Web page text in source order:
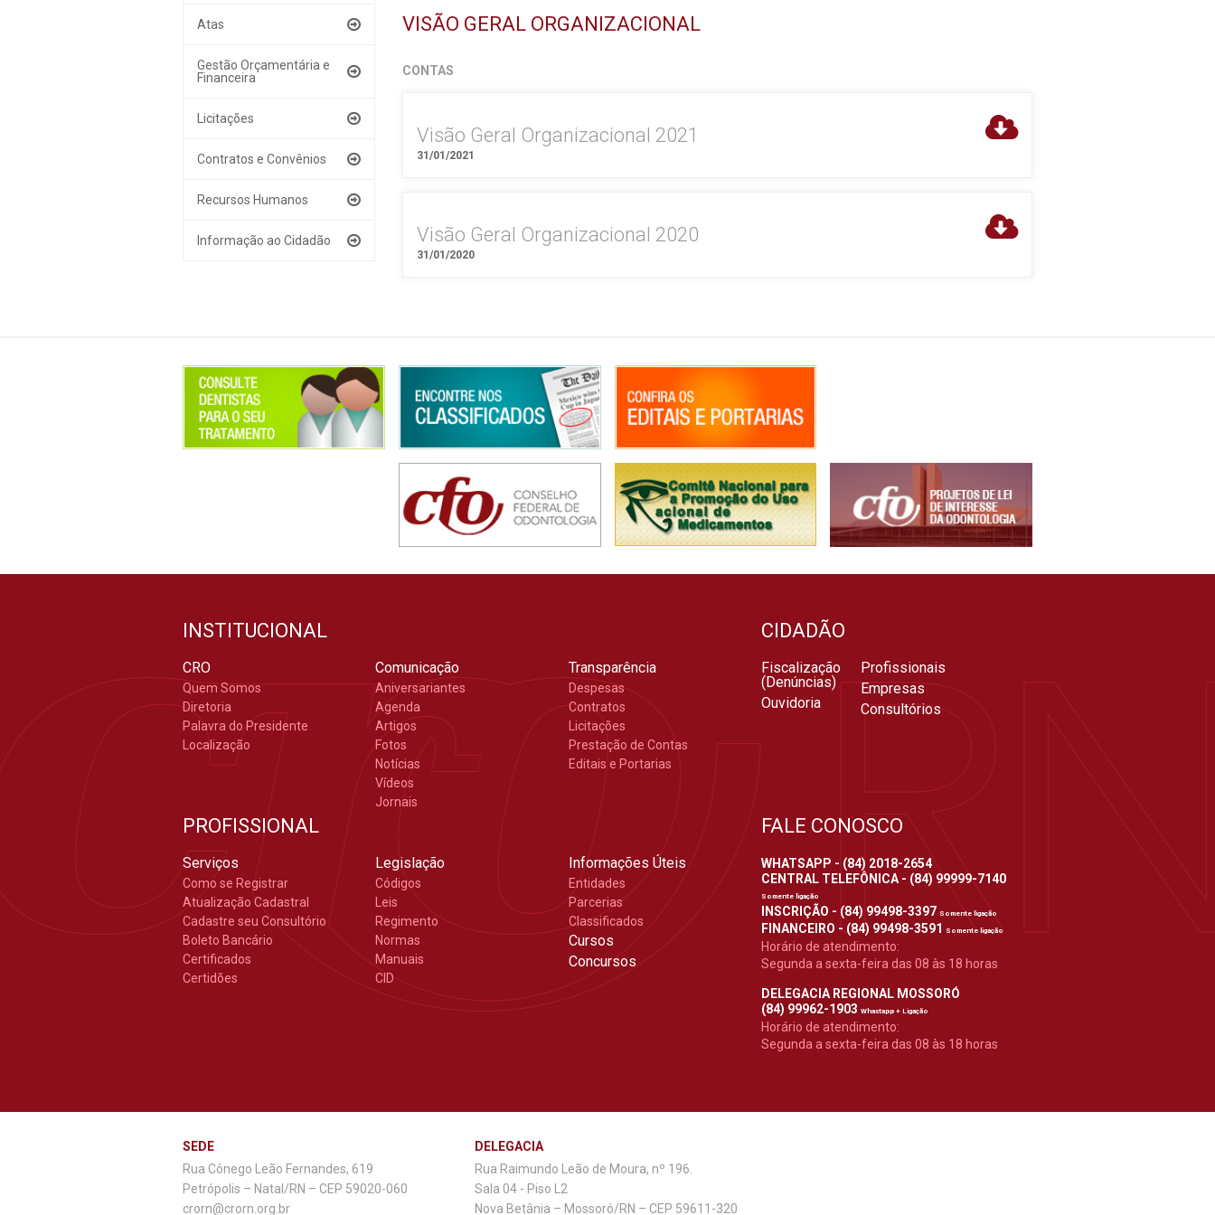
Atas
Gestão Orçamentária e
Financeira
Licitações
Contratos e Convênios
Recursos Humanos
Informação ao Cidadão
VISÃO GERAL ORGANIZACIONAL
CONTAS
Visão Geral Organizacional 2021
31/01/2021
Visão Geral Organizacional 2020
31/01/2020
INSTITUCIONAL
CRO
Quem Somos
Diretoria
Palavra do Presidente
Localização
Comunicação
Aniversariantes
Agenda
Artigos
Fotos
Notícias
Vídeos
Jornais
Transparência
Despesas
Contratos
Licitações
Prestação de Contas
Editais e Portarias
CIDADÃO
Fiscalização
(Denúncias)
Ouvidoria
Profissionais
Empresas
Consultórios
PROFISSIONAL
Serviços
Como se Registrar
Atualização Cadastral
Cadastre seu Consultório
Boleto Bancário
Certificados
Certidões
Legislação
Códigos
Leis
Regimento
Normas
Manuais
CID
Informações Úteis
Entidades
Parcerias
Classificados
Cursos
Concursos
FALE CONOSCO
WHATSAPP - (84) 2018-2654
CENTRAL TELEFÔNICA - (84) 99999-7140
Somente ligação
INSCRIÇÃO - (84) 99498-3397 Somente ligação
FINANCEIRO - (84) 99498-3591 Somente ligação
Horário de atendimento:
Segunda a sexta-feira das 08 às 18 horas
DELEGACIA REGIONAL MOSSORÓ
(84) 99962-1903 Whastapp + Ligação
Horário de atendimento:
Segunda a sexta-feira das 08 às 18 horas
SEDE
Rua Cônego Leão Fernandes, 619
Petrópolis – Natal/RN – CEP 59020-060
crorn@crorn.org.br
DELEGACIA
Rua Raimundo Leão de Moura, nº 196.
Sala 04 - Piso L2
Nova Betânia – Mossoró/RN – CEP 59611-320